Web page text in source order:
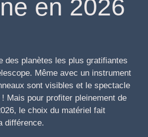
en 2026
des planètes les plus gratifiantes
Même avec un instrument
sont visibles et le spectacle
Mais pour profiter pleinement de
le choix du matériel fait
différence.